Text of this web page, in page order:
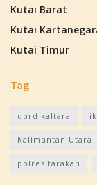
Kutai Barat
Kutai
Kutai Timur
Tag
dprd kaltara
Kalimantan Utara
polres tarakan